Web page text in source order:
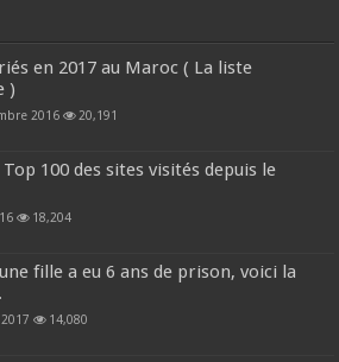
en 2017 au Maroc ( La liste
)
2016 20,191
100 des sites visités depuis le
18,204
fille a eu 6 ans de prison, voici la
14,080